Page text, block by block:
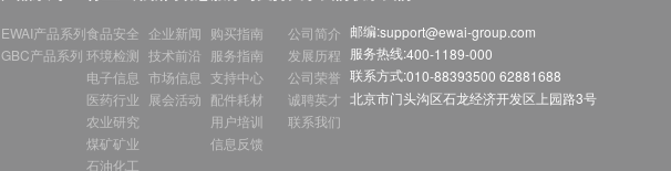
EWAI产品系列
GBC产品系列
食品安全
环境检测
电子信息
医药行业
农业研究
煤矿矿业
石油化工
企业新闻
技术前沿
市场信息
展会活动
购买指南
服务指南
支持中心
配件耗材
用户培训
信息反馈
公司简介
发展历程
公司荣誉
诚聘英才
联系我们
邮编:support@ewai-group.com
服务热线:400-1189-000
联系方式:010-88393500 62881688
北京市门头沟区石龙经济开发区上园路3号